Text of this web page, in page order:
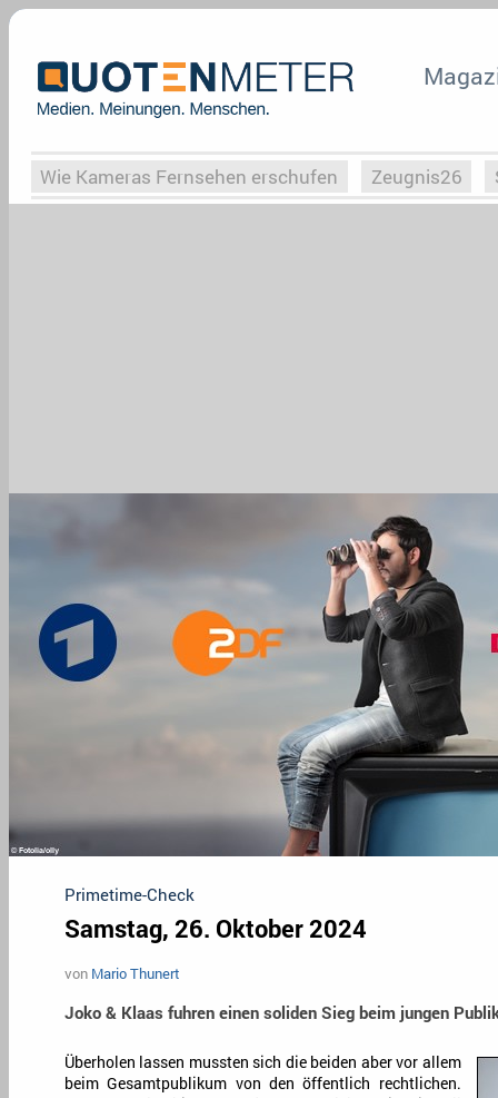
Wie Kameras Fernsehen erschufen Zeugnis26
Primetime-Check
Samstag, 26. Oktober 2024
von Mario Thunert
Joko & Klaas fuhren einen soliden Sieg beim jungen
Überholen lassen mussten sich die beiden aber vor allem
beim Gesamtpublikum von den öffentlich rechtlichen.